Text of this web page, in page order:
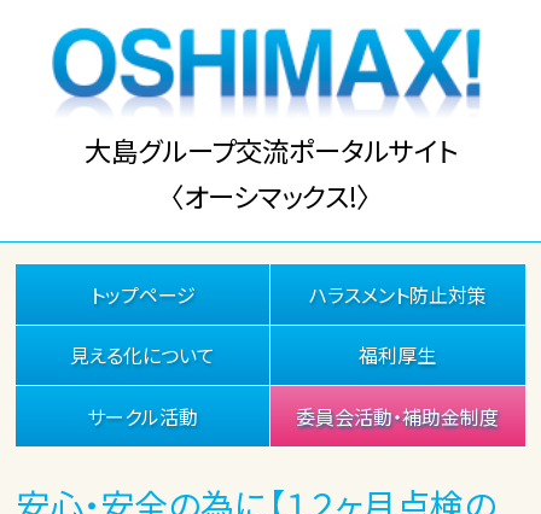
大島グループ交流ポータルサイト
〈オーシマックス!〉
トップページ ハラスメント防止対策
見える化について 福利厚生
サークル活動 委員会活動・補助金制度